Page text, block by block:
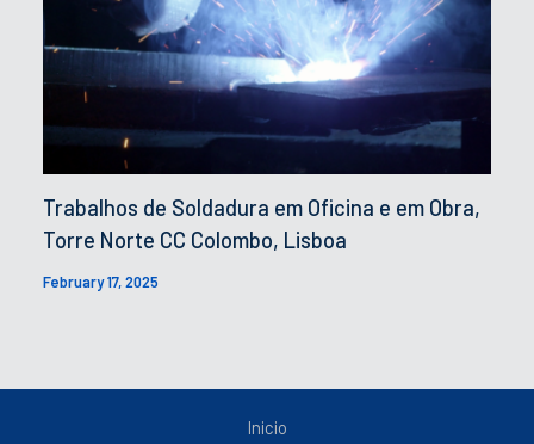
Trabalhos de Soldadura em Oficina e em Obra,
Torre Norte CC Colombo, Lisboa
February 17, 2025
Inicio